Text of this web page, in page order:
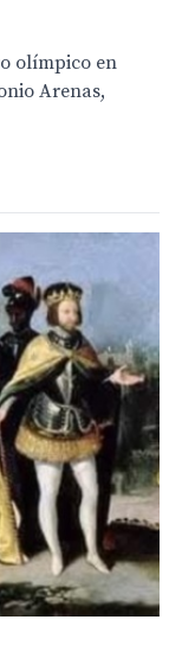
olímpico en
Arenas,